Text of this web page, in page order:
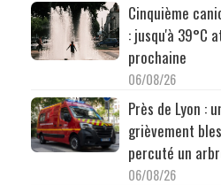
Cinquième
: jusqu'à 39°C
prochaine
06/08/26
Près de Lyon :
grièvement
percuté un
06/08/26